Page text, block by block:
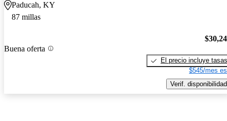
Paducah, KY
87 millas
Buena oferta
El precio incluye tasas
$545/mes
Verif. disponibilidad